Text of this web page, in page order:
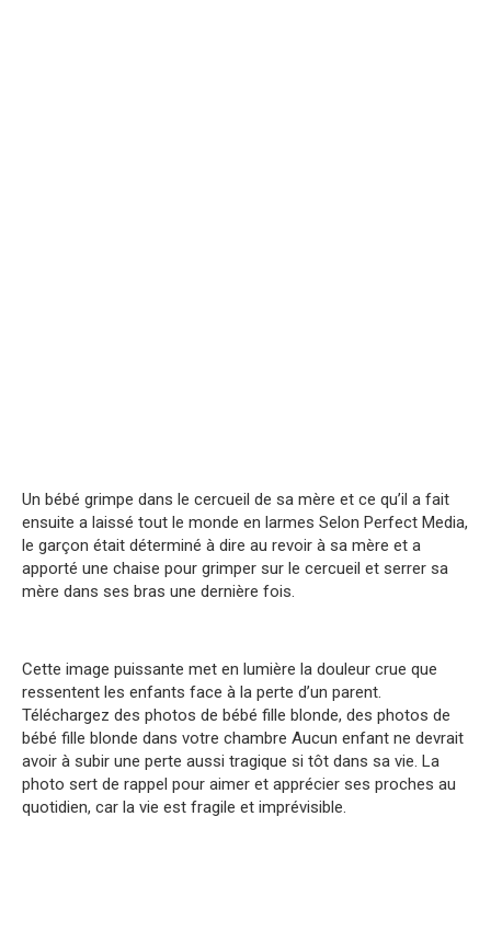
Un bébé grimpe dans le cercueil de sa mère et ce qu’il a fait
ensuite a laissé tout le monde en larmes Selon Perfect Media,
le garçon était déterminé à dire au revoir à sa mère et a
apporté une chaise pour grimper sur le cercueil et serrer sa
mère dans ses bras une dernière fois.
Cette image puissante met en lumière la douleur crue que
ressentent les enfants face à la perte d’un parent.
Téléchargez des photos de bébé fille blonde, des photos de
bébé fille blonde dans votre chambre Aucun enfant ne devrait
avoir à subir une perte aussi tragique si tôt dans sa vie. La
photo sert de rappel pour aimer et apprécier ses proches au
quotidien, car la vie est fragile et imprévisible.